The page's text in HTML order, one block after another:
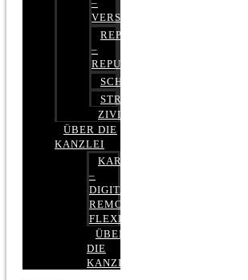
–
VERSICHERUNGSRECHT
REPUTATIONSRECHT
–
REPUTATIONSMANAGEMENT
SCHUFARECHT
STRAFRECHT
ZIVILRECHT
ÜBER DIE
KANZLEI
KARRIERE
–
DIGITAL,
REMOTE,
FLEXIBEL
ÜBER
DIE
KANZLEI